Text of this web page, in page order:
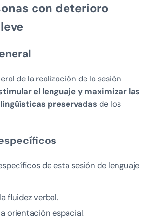
con deterioro
de la realización de la sesión
el lenguaje y maximizar las
preservadas de los
de esta sesión de lenguaje
fluidez verbal.
orientación espacial.